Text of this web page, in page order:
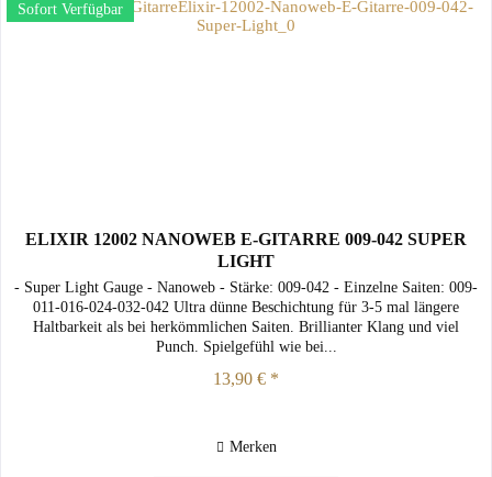
Sofort Verfügbar
ELIXIR 12002 NANOWEB E-GITARRE 009-042 SUPER
LIGHT
- Super Light Gauge - Nanoweb - Stärke: 009-042 - Einzelne Saiten: 009-
011-016-024-032-042 Ultra dünne Beschichtung für 3-5 mal längere
Haltbarkeit als bei herkömmlichen Saiten. Brillianter Klang und viel
Punch. Spielgefühl wie bei...
13,90 € *
Merken